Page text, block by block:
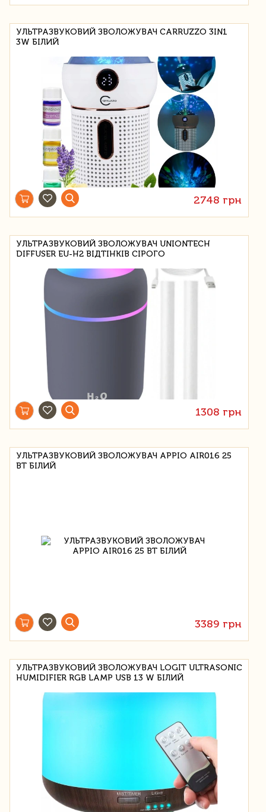
УЛЬТРАЗВУКОВИЙ ЗВОЛОЖУВАЧ CARRUZZO 3IN1
3W БІЛИЙ
2748 грн
УЛЬТРАЗВУКОВИЙ ЗВОЛОЖУВАЧ UNIONTECH
DIFFUSER EU-H2 ВІДТІНКІВ СІРОГО
1308 грн
УЛЬТРАЗВУКОВИЙ ЗВОЛОЖУВАЧ APPIO AIR016 25
ВТ БІЛИЙ
3389 грн
УЛЬТРАЗВУКОВИЙ ЗВОЛОЖУВАЧ LOGIT ULTRASONIC
HUMIDIFIER RGB LAMP USB 13 W БІЛИЙ